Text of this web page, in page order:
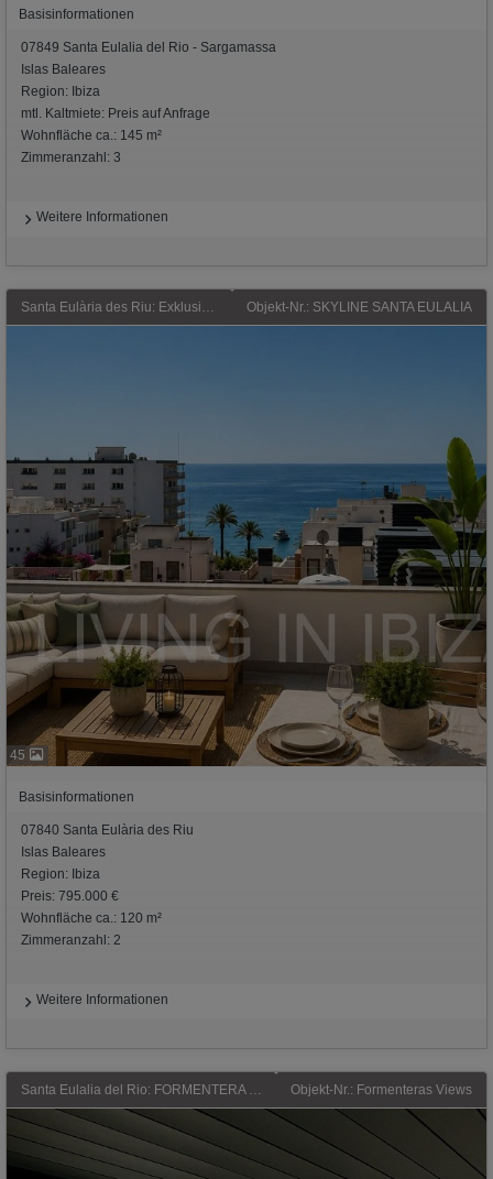
Basisinformationen
07849 Santa Eulalia del Rio - Sargamassa
Islas Baleares
Region: Ibiza
mtl. Kaltmiete: Preis auf Anfrage
Wohnfläche ca.: 145 m²
Zimmeranzahl: 3
Weitere Informationen
Santa Eulària des Riu: Exklusives Penthouse (Erstbezug 2022) mit privater Dachterrasse, offenem Weitblick bis zum Meer und nach Formentera, nur etwa 300 Meter vom Strand. Objekt-Nr.: SKYLINE SANTA EULALIA
45
Basisinformationen
07840 Santa Eulària des Riu
Islas Baleares
Region: Ibiza
Preis: 795.000 €
Wohnfläche ca.: 120 m²
Zimmeranzahl: 2
Weitere Informationen
Santa Eulalia del Rio: FORMENTERA VIEWS – Exklusives Design-Penthouse mit Meerblick in Ibiza, in einer luxuriösen Wohnanlage in der Stadt Santa Eulalia del Rio Objekt-Nr.: Formenteras Views